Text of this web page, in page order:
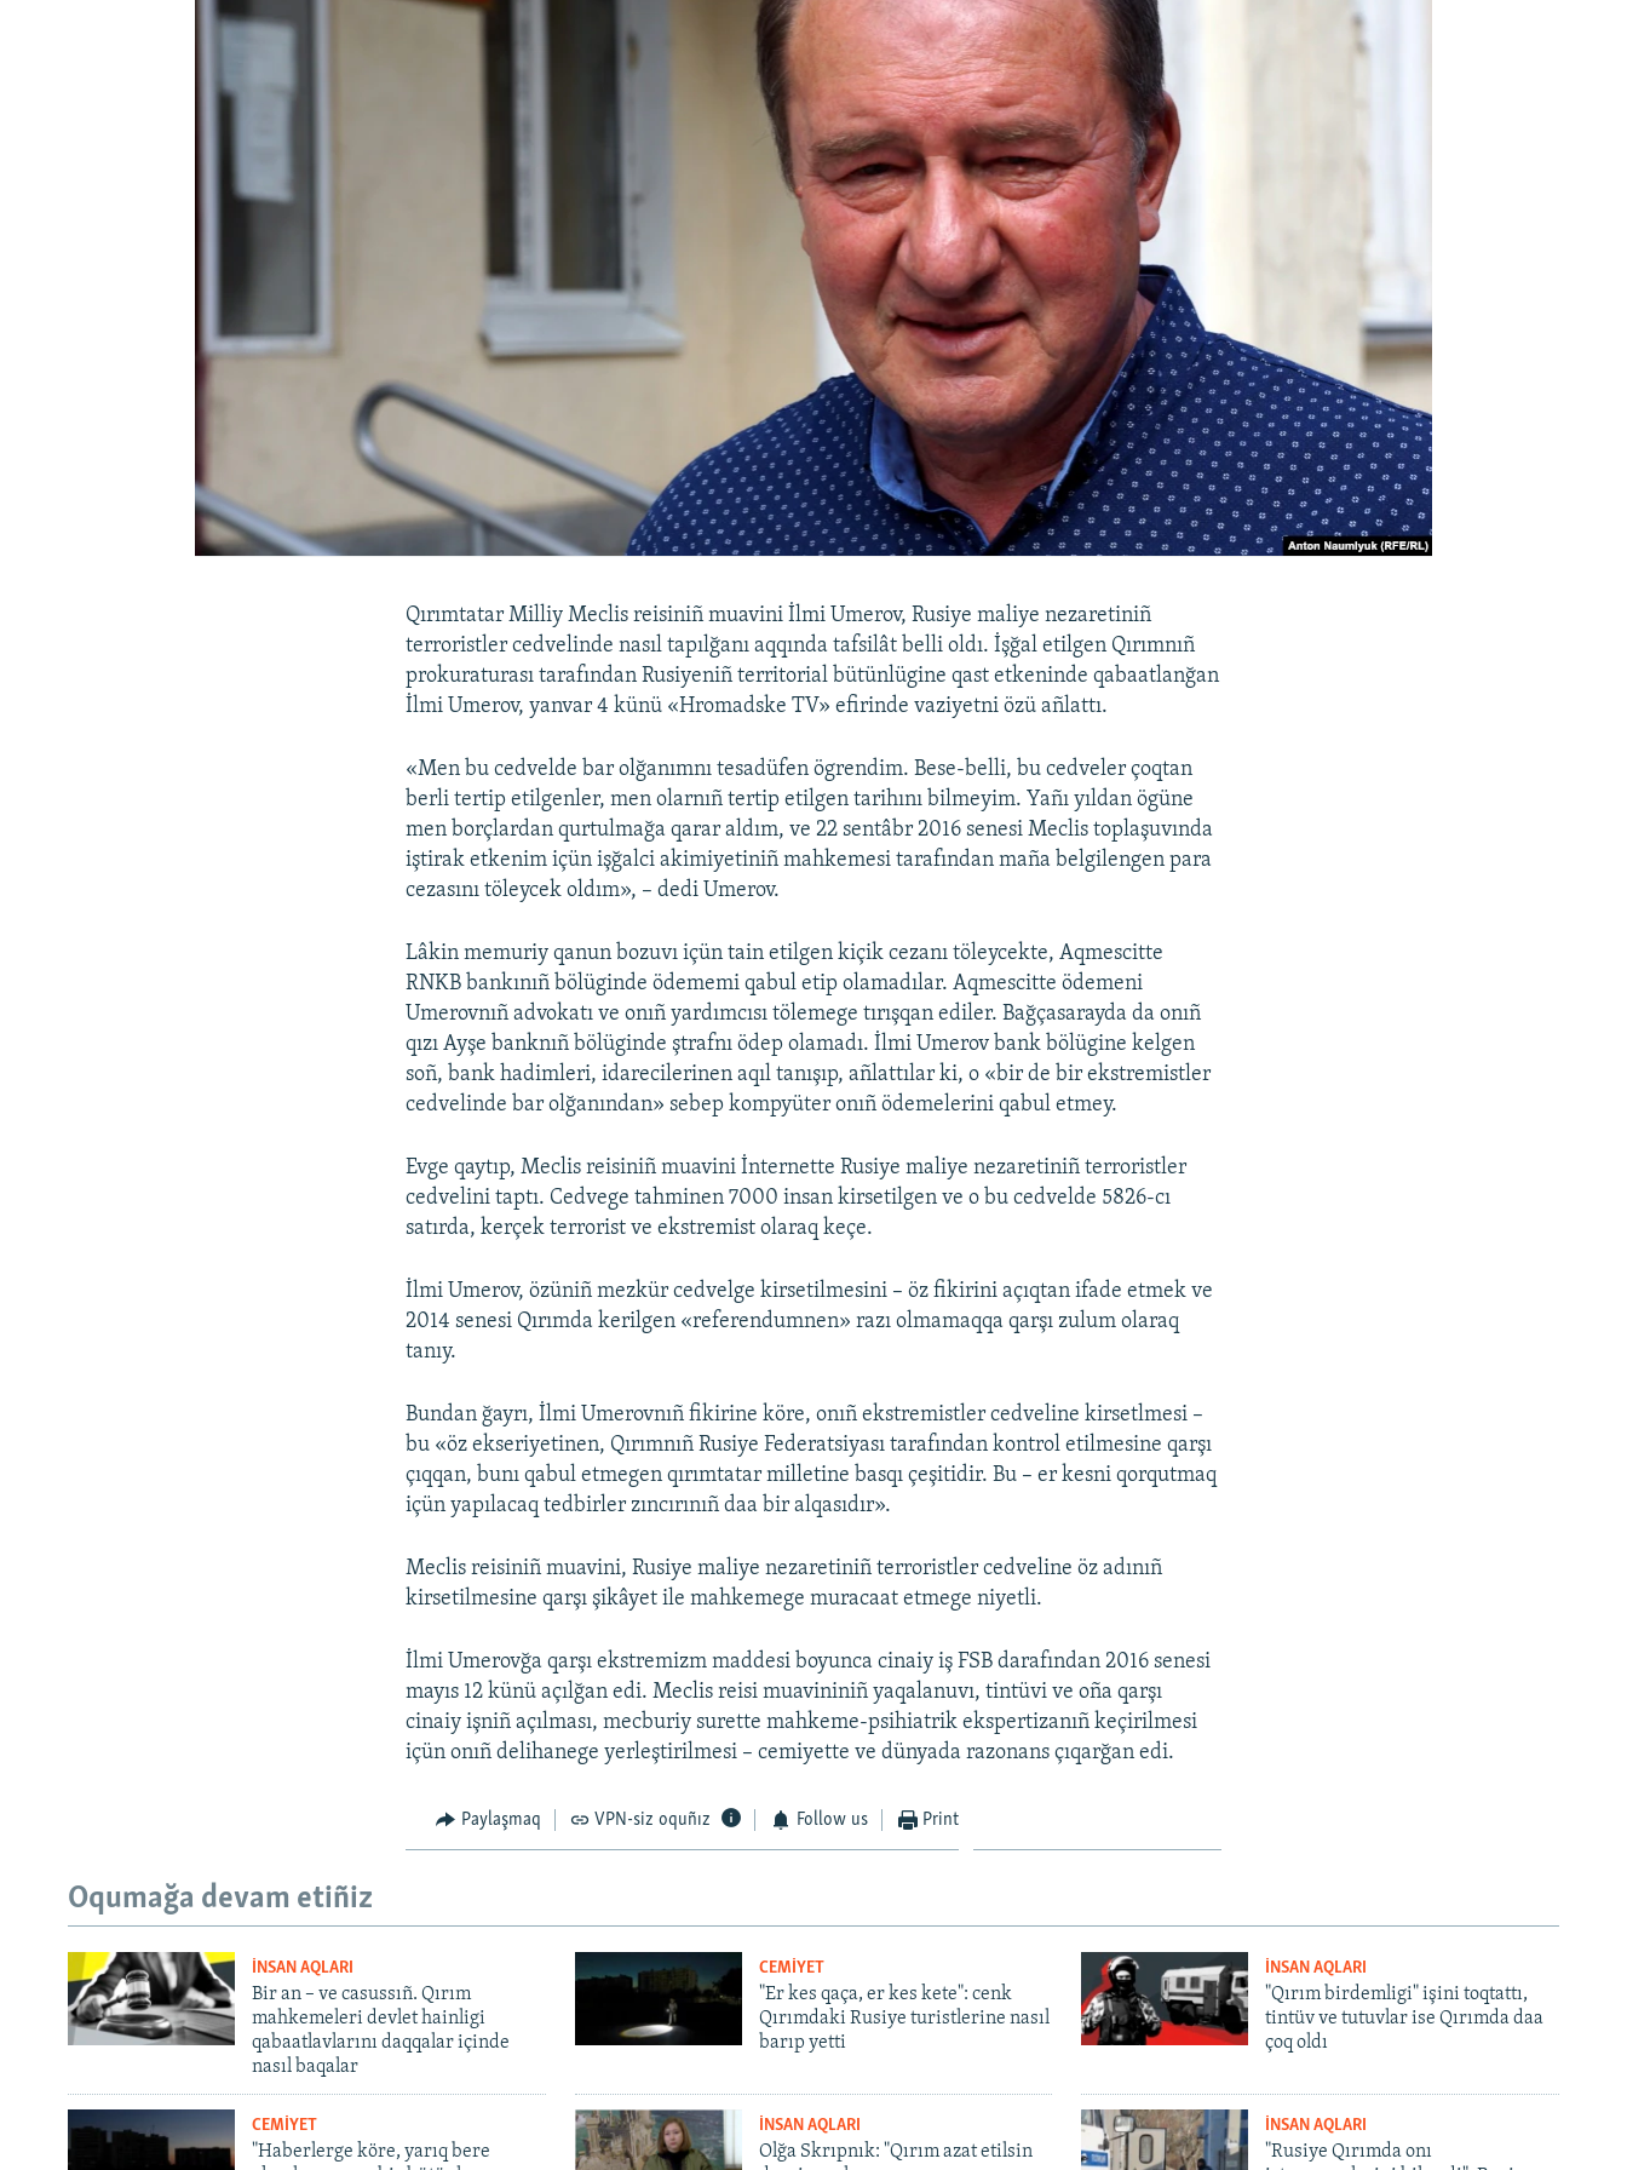
Qırımtatar Milliy Meclis reisiniñ muavini İlmi Umerov, Rusiye maliye nezaretiniñ
terroristler cedvelinde nasıl tapılğanı aqqında tafsilât belli oldı. İşğal etilgen Qırımnıñ
prokuraturası tarafından Rusiyeniñ territorial bütünlügine qast etkeninde qabaatlanğan
İlmi Umerov, yanvar 4 künü «Hromadske TV» efirinde vaziyetni özü añlattı.
«Men bu cedvelde bar olğanımnı tesadüfen ögrendim. Bese-belli, bu cedveler çoqtan
berli tertip etilgenler, men olarnıñ tertip etilgen tarihını bilmeyim. Yañı yıldan ögüne
men borçlardan qurtulmağa qarar aldım, ve 22 sentâbr 2016 senesi Meclis toplaşuvında
iştirak etkenim içün işğalci akimiyetiniñ mahkemesi tarafından maña belgilengen para
cezasını töleycek oldım», – dedi Umerov.
Lâkin memuriy qanun bozuvı içün tain etilgen kiçik cezanı töleycekte, Aqmescitte
RNKB bankınıñ bölüginde ödememi qabul etip olamadılar. Aqmescitte ödemeni
Umerovnıñ advokatı ve onıñ yardımcısı tölemege tırışqan ediler. Bağçasarayda da onıñ
qızı Ayşe banknıñ bölüginde ştrafnı ödep olamadı. İlmi Umerov bank bölügine kelgen
soñ, bank hadimleri, idarecilerinen aqıl tanışıp, añlattılar ki, o «bir de bir ekstremistler
cedvelinde bar olğanından» sebep kompyüter onıñ ödemelerini qabul etmey.
Evge qaytıp, Meclis reisiniñ muavini İnternette Rusiye maliye nezaretiniñ terroristler
cedvelini taptı. Cedvege tahminen 7000 insan kirsetilgen ve o bu cedvelde 5826-cı
satırda, kerçek terrorist ve ekstremist olaraq keçe.
İlmi Umerov, özüniñ mezkür cedvelge kirsetilmesini – öz fikirini açıqtan ifade etmek ve
2014 senesi Qırımda kerilgen «referendumnen» razı olmamaqqa qarşı zulum olaraq
tanıy.
Bundan ğayrı, İlmi Umerovnıñ fikirine köre, onıñ ekstremistler cedveline kirsetlmesi –
bu «öz ekseriyetinen, Qırımnıñ Rusiye Federatsiyası tarafından kontrol etilmesine qarşı
çıqqan, bunı qabul etmegen qırımtatar milletine basqı çeşitidir. Bu – er kesni qorqutmaq
içün yapılacaq tedbirler zıncırınıñ daa bir alqasıdır».
Meclis reisiniñ muavini, Rusiye maliye nezaretiniñ terroristler cedveline öz adınıñ
kirsetilmesine qarşı şikâyet ile mahkemege muracaat etmege niyetli.
İlmi Umerovğa qarşı ekstremizm maddesi boyunca cinaiy iş FSB darafından 2016 senesi
mayıs 12 künü açılğan edi. Meclis reisi muavininiñ yaqalanuvı, tintüvi ve oña qarşı
cinaiy işniñ açılması, mecburiy surette mahkeme-psihiatrik ekspertizanıñ keçirilmesi
içün onıñ delihanege yerleştirilmesi – cemiyette ve dünyada razonans çıqarğan edi.
Paylaşmaq VPN-siz oquñız Follow us Print
Oqumağa devam etiñiz
İNSAN AQLARI
Bir an – ve casussıñ. Qırım
mahkemeleri devlet hainligi
qabaatlavlarını daqqalar içinde
nasıl baqalar
CEMİYET
"Er kes qaça, er kes kete": cenk
Qırımdaki Rusiye turistlerine nasıl
barıp yetti
İNSAN AQLARI
"Qırım birdemligi" işini toqtattı,
tintüv ve tutuvlar ise Qırımda daa
çoq oldı
CEMİYET
"Haberlerge köre, yarıq bere
İNSAN AQLARI
Olğa Skrıpnık: "Qırım azat etilsin
İNSAN AQLARI
"Rusiye Qırımda onı